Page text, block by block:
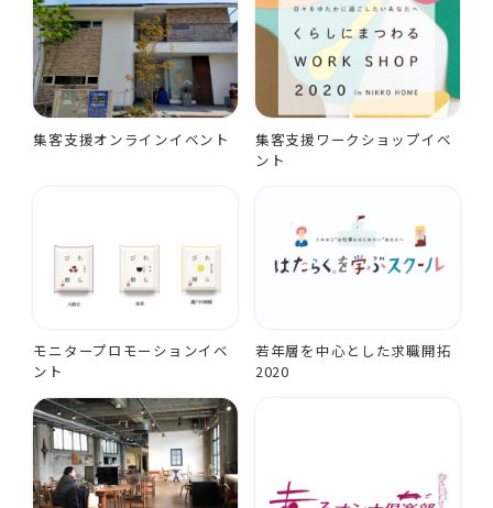
集客支援オンラインイベント
集客支援ワークショップイベ
ント
モニタープロモーションイベ
ント
若年層を中心とした求職開拓
2020